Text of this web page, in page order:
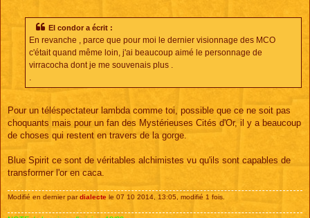
El condor a écrit :
En revanche , parce que pour moi le dernier visionnage des MCO
c'était quand même loin, j'ai beaucoup aimé le personnage de
virracocha dont je me souvenais plus .
Pour un téléspectateur lambda comme toi, possible que ce ne soit pas
choquants mais pour un fan des Mystérieuses Cités d'Or, il y a beaucoup
de choses qui restent en travers de la gorge.
Blue Spirit ce sont de véritables alchimistes vu qu'ils sont capables de
transformer l'or en caca.
Modifié en dernier pardialecte le 07 10 2014, 13:05, modifié 1 fois.